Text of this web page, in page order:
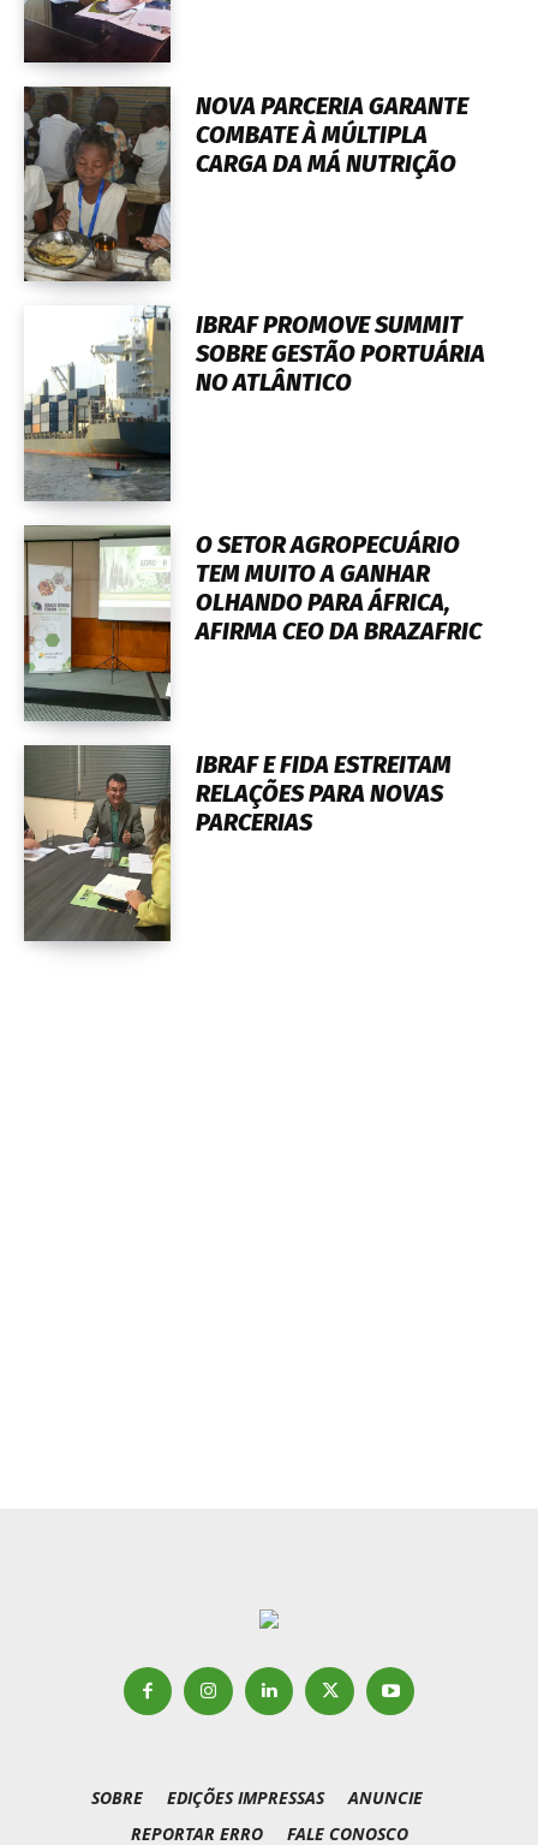
NOVA PARCERIA GARANTE
COMBATE À MÚLTIPLA
CARGA DA MÁ NUTRIÇÃO
IBRAF PROMOVE SUMMIT
SOBRE GESTÃO PORTUÁRIA
NO ATLÂNTICO
O SETOR AGROPECUÁRIO
TEM MUITO A GANHAR
OLHANDO PARA ÁFRICA,
AFIRMA CEO DA BRAZAFRIC
IBRAF E FIDA ESTREITAM
RELAÇÕES PARA NOVAS
PARCERIAS
SOBRE EDIÇÕES IMPRESSAS
ANUNCIE
REPORTAR ERRO
FALE CONOSCO